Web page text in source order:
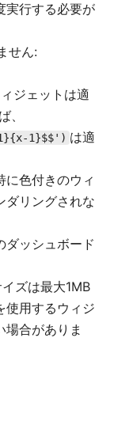
実行する必要が
せん:
ジェットは適
、
1}$$') は適
に色付きのウィ
ダリングされな
ダッシュボード
ズは最大1MB
使用するウィジ
場合がありま